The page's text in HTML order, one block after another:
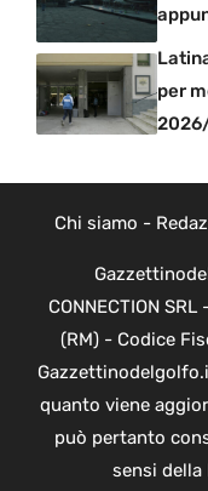
per
Chi siamo -
CONNECTION
(RM) - Codice
quanto viene
può pertanto
sensi della